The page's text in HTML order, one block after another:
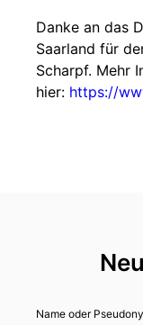
Danke an das
Saarland für
Scharpf. Mehr
hier: https://
Name oder